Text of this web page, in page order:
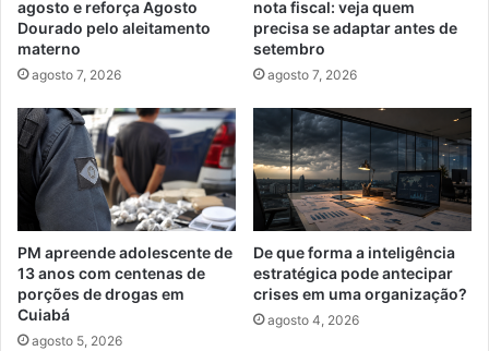
agosto e reforça Agosto
Dourado pelo aleitamento
materno
agosto 7, 2026
nota fiscal: veja quem
precisa se adaptar antes de
setembro
agosto 7, 2026
PM apreende adolescente de
13 anos com centenas de
porções de drogas em
Cuiabá
agosto 5, 2026
De que forma a inteligência
estratégica pode antecipar
crises em uma organização?
agosto 4, 2026